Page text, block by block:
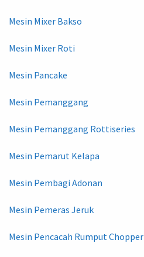
Mesin Mixer Bakso
Mesin Mixer Roti
Mesin Pancake
Mesin Pemanggang
Mesin Pemanggang Rottiseries
Mesin Pemarut Kelapa
Mesin Pembagi Adonan
Mesin Pemeras Jeruk
Mesin Pencacah Rumput Chopper